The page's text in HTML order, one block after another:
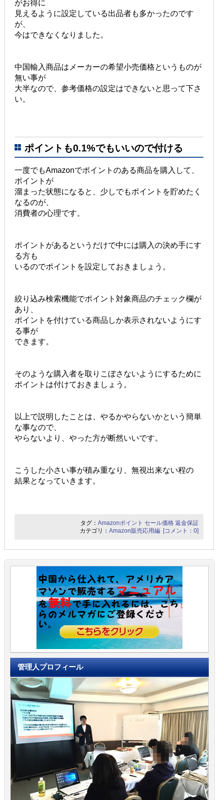
がお得に
見えるように設定している出品者も多かったのです
が、
今はできなくなりました。
中国輸入商品はメーカーの希望小売価格というものが
無い事が
大半なので、参考価格の設定はできないと思って下さ
い。
ポイントも0.1%でもいいので付ける
一度でもAmazonでポイントのある商品を購入して、
ポイントが
溜まった状態になると、少しでもポイントを貯めたく
なるのが、
消費者の心理です。
ポイントがあるというだけで中には購入の決め手にす
る方も
いるのでポイントを設定しておきましょう。
絞り込み検索機能でポイント対象商品のチェック欄が
あり、
ポイントを付けている商品しか表示されないようにす
る事が
できます。
そのような購入者を取りこぼさないようにするために
ポイントは付けておきましょう。
以上で説明したことは、やるかやらないかという簡単
な事なので、
やらないより、やった方が断然いいです。
こうした小さい事が積み重なり、無視出来ない程の
結果となっていきます。
タグ：Amazonポイント セール価格 返金保証
カテゴリ：Amazon販売応用編 [コメント：0]
管理人プロフィール